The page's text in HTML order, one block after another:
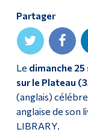
Partager
Le dimanche 25
sur le Plateau
(anglais)
anglaise de son
LIBRARY.